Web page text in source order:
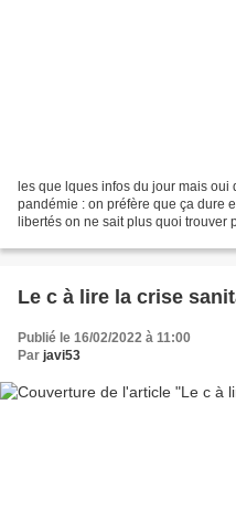
les que lques infos du jour mais
pandémie : on préfère que ça dure
libertés on ne sait plus quoi trouver
Le c à lire la crise
Publié le 16/02/2022 à 11:00
Par javi53